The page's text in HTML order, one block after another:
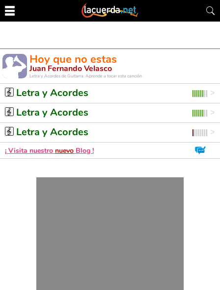
Hoy que no estas
Juan Fernando Velasco
Letra y Acordes de Guitarra. Aprende a tocar esta canción
Letra y Acordes
Letra y Acordes
Letra y Acordes
¡ Visita nuestro nuevo Blog !